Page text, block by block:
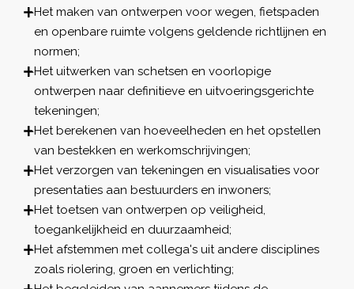
Het maken van ontwerpen voor wegen, fietspaden
en openbare ruimte volgens geldende richtlijnen en
normen;
Het uitwerken van schetsen en voorlopige
ontwerpen naar definitieve en uitvoeringsgerichte
tekeningen;
Het berekenen van hoeveelheden en het opstellen
van bestekken en werkomschrijvingen;
Het verzorgen van tekeningen en visualisaties voor
presentaties aan bestuurders en inwoners;
Het toetsen van ontwerpen op veiligheid,
toegankelijkheid en duurzaamheid;
Het afstemmen met collega's uit andere disciplines
zoals riolering, groen en verlichting;